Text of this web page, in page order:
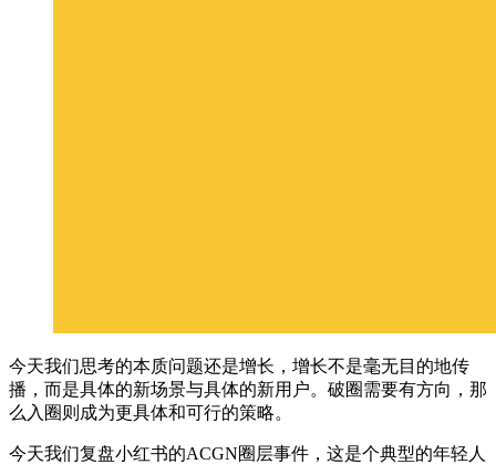
今天我们思考的本质问题还是增长，增长不是毫无目的地传
播，而是具体的新场景与具体的新用户。破圈需要有方向，那
么入圈则成为更具体和可行的策略。
今天我们复盘小红书的ACGN圈层事件，这是个典型的年轻人